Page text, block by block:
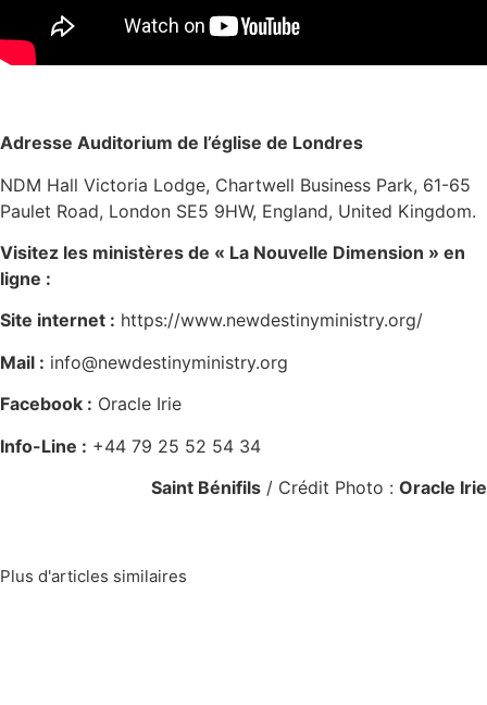
Adresse Auditorium de l’église de Londres
NDM Hall Victoria Lodge, Chartwell Business Park, 61-65
Paulet Road, London SE5 9HW, England, United Kingdom.
Visitez les ministères de « La Nouvelle Dimension » en
ligne :
Site internet : https://www.newdestinyministry.org/
Mail : info@newdestinyministry.org
Facebook : Oracle Irie
Info-Line : +44 79 25 52 54 34
Saint Bénifils / Crédit Photo : Oracle Irie
Plus d'articles similaires